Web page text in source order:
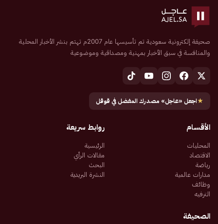
صحيفة إلكترونية سعودية تم تأسيسها عام 2007م تهتم بنشر الأخبار المحلية
والمنافسة في سبق الأخبار بمهنية ومصداقية وموضوعية
★اجعل «عاجل» مصدرك المفضل في قوقل
الأقسام
المحليات
الاقتصاد
رياضة
مدارات عالمية
وظائف
الترفيه
روابط سريعة
الرئيسية
مقالات الرأي
البحث
النشرة البريدية
الصحيفة